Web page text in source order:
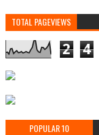
TOTAL PAGEVIEWS
2 4
POPULAR 10